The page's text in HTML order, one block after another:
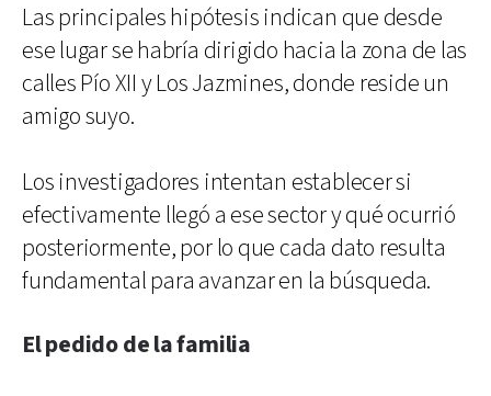
Las principales hipótesis indican que desde
ese lugar se habría dirigido hacia la zona de las
calles Pío XII y Los Jazmines, donde reside un
amigo suyo.
Los investigadores intentan establecer si
efectivamente llegó a ese sector y qué ocurrió
posteriormente, por lo que cada dato resulta
fundamental para avanzar en la búsqueda.
El pedido de la familia